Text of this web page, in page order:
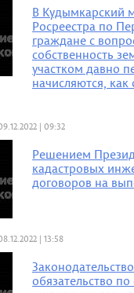
В Кудымкарский
Росреестра по
граждане с
собственность
участком давно
начисляются, как
| 09:32
Решением
кадастровых
договоров на
| 13:58
обязательство